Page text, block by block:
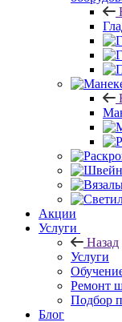
Акции
Услуги
Назад
Услуги
Ремонт
Подбор
Блог